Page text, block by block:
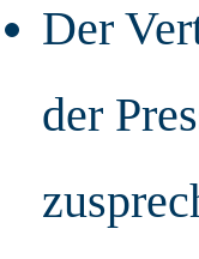
Der
der